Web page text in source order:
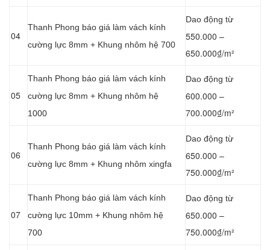
04
Thanh Phong báo giá làm vách kính
cường lực 8mm + Khung nhôm hệ 700
Dao động từ
550.000 –
650.000₫/m²
05
Thanh Phong báo giá làm vách kính
cường lực 8mm + Khung nhôm hệ
1000
Dao động từ
600.000 –
700.000₫/m²
06
Thanh Phong báo giá làm vách kính
cường lực 8mm + Khung nhôm xingfa
Dao động từ
650.000 –
750.000₫/m²
07
Thanh Phong báo giá làm vách kính
cường lực 10mm + Khung nhôm hệ
700
Dao động từ
650.000 –
750.000₫/m²